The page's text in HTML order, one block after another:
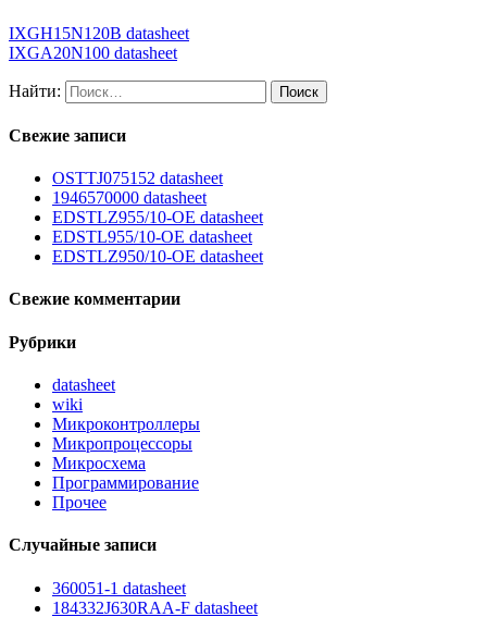
IXGH15N120B datasheet
IXGA20N100 datasheet
Найти:
Свежие записи
OSTTJ075152 datasheet
1946570000 datasheet
EDSTLZ955/10-OE datasheet
EDSTL955/10-OE datasheet
EDSTLZ950/10-OE datasheet
Свежие комментарии
Рубрики
datasheet
wiki
Микроконтроллеры
Микропроцессоры
Микросхема
Программирование
Прочее
Случайные записи
360051-1 datasheet
184332J630RAA-F datasheet